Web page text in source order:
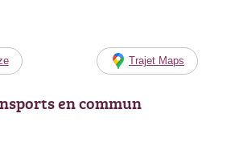
Trajet Maps
en commun